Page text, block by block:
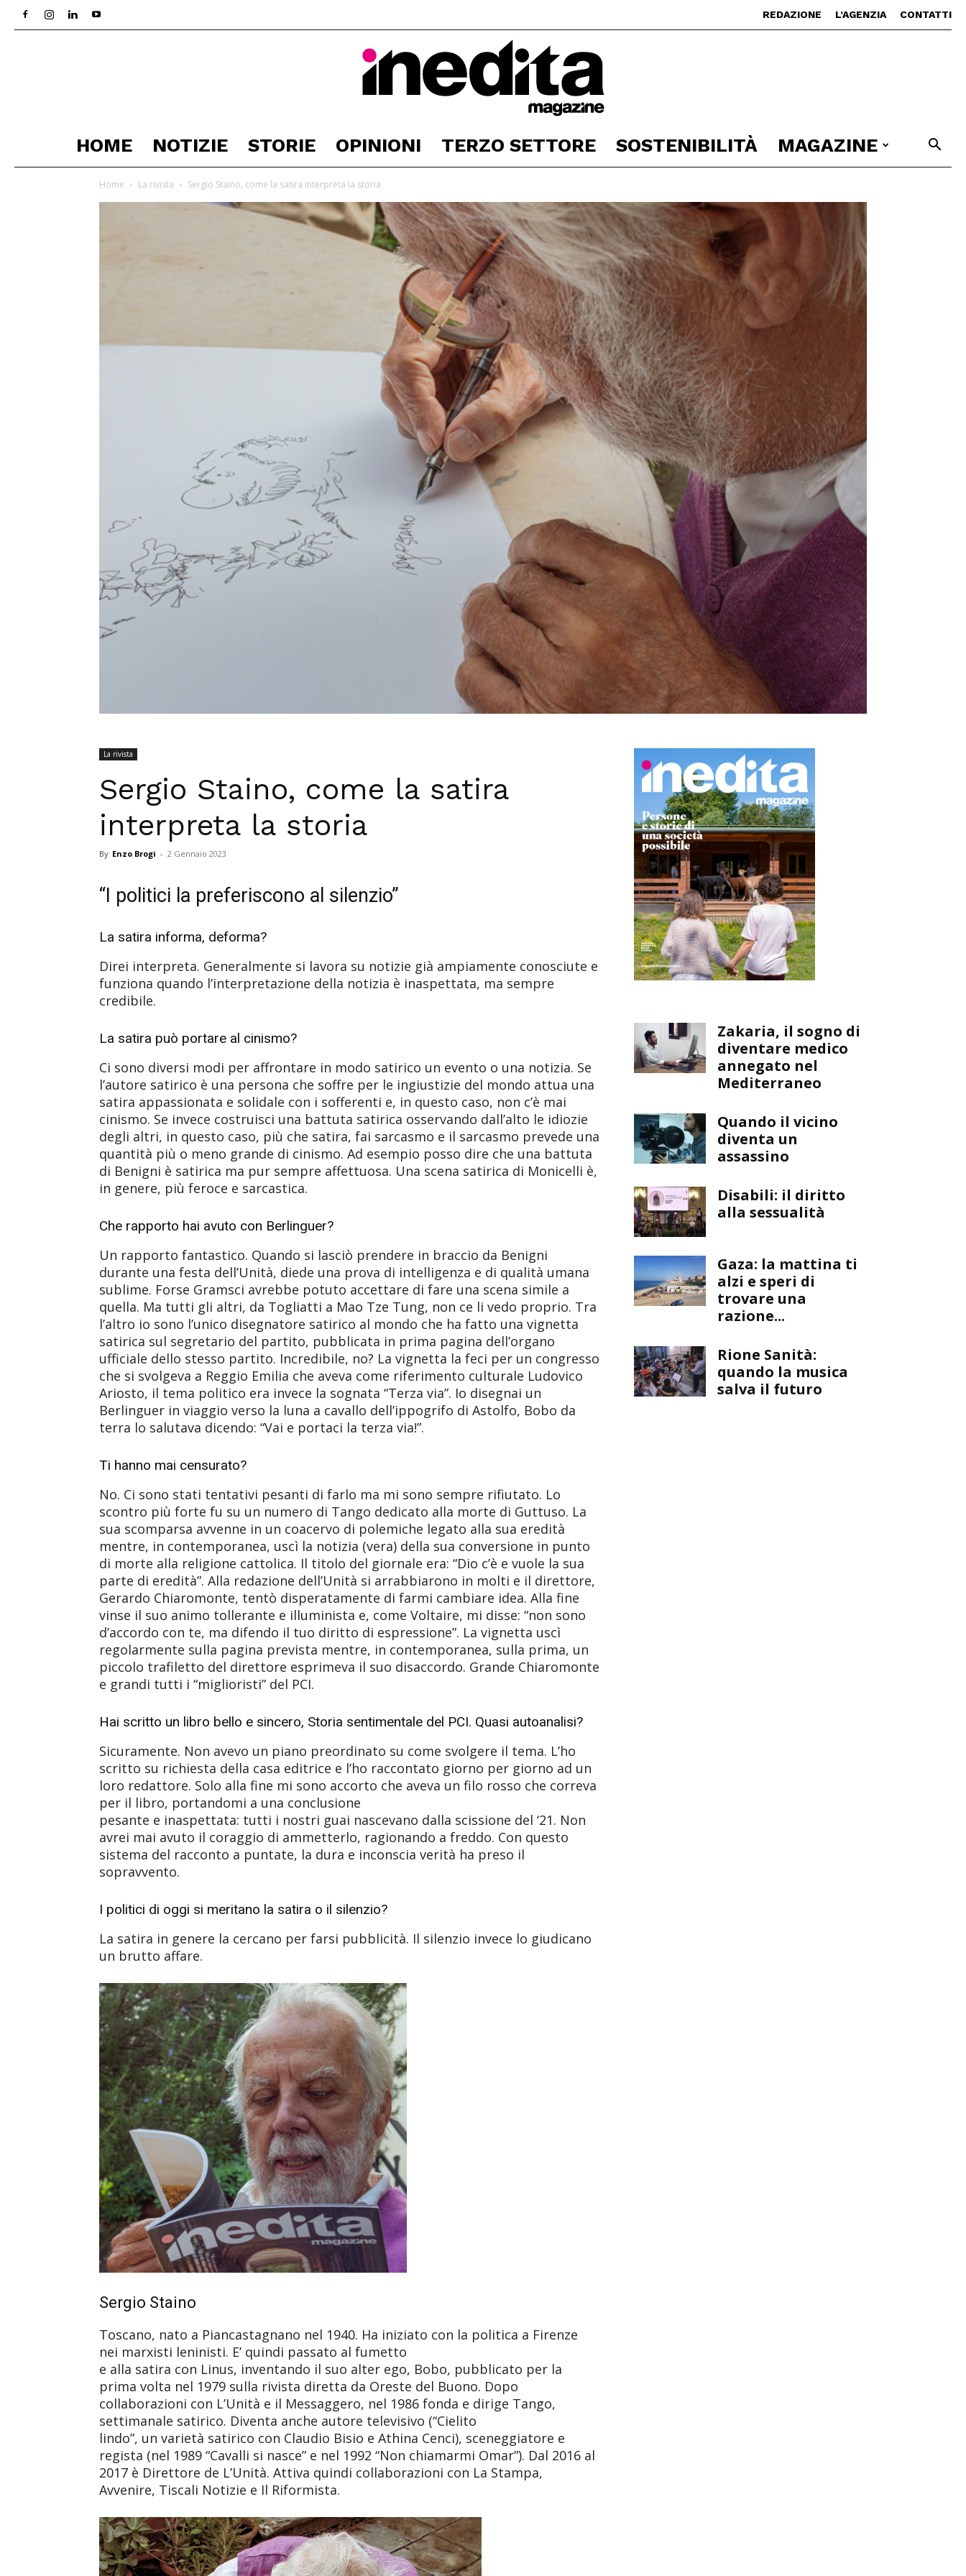
REDAZIONE L’AGENZIA CONTATTI
Inedita
Magazine
HOME NOTIZIE STORIE OPINIONI TERZO SETTORE SOSTENIBILITÀ MAGAZINE
Home La rivista Sergio Staino, come la satira interpreta la storia
La rivista
Sergio Staino, come la satira
interpreta la storia
By Enzo Brogi - 2 Gennaio 2023
“I politici la preferiscono al silenzio”
La satira informa, deforma?
Direi interpreta. Generalmente si lavora su notizie già ampiamente conosciute e
funziona quando l’interpretazione della notizia è inaspettata, ma sempre
credibile.
La satira può portare al cinismo?
Ci sono diversi modi per affrontare in modo satirico un evento o una notizia. Se
l’autore satirico è una persona che soffre per le ingiustizie del mondo attua una
satira appassionata e solidale con i sofferenti e, in questo caso, non c’è mai
cinismo. Se invece costruisci una battuta satirica osservando dall’alto le idiozie
degli altri, in questo caso, più che satira, fai sarcasmo e il sarcasmo prevede una
quantità più o meno grande di cinismo. Ad esempio posso dire che una battuta
di Benigni è satirica ma pur sempre affettuosa. Una scena satirica di Monicelli è,
in genere, più feroce e sarcastica.
Che rapporto hai avuto con Berlinguer?
Un rapporto fantastico. Quando si lasciò prendere in braccio da Benigni
durante una festa dell’Unità, diede una prova di intelligenza e di qualità umana
sublime. Forse Gramsci avrebbe potuto accettare di fare una scena simile a
quella. Ma tutti gli altri, da Togliatti a Mao Tze Tung, non ce li vedo proprio. Tra
l’altro io sono l’unico disegnatore satirico al mondo che ha fatto una vignetta
satirica sul segretario del partito, pubblicata in prima pagina dell’organo
ufficiale dello stesso partito. Incredibile, no? La vignetta la feci per un congresso
che si svolgeva a Reggio Emilia che aveva come riferimento culturale Ludovico
Ariosto, il tema politico era invece la sognata “Terza via”. Io disegnai un
Berlinguer in viaggio verso la luna a cavallo dell’ippogrifo di Astolfo, Bobo da
terra lo salutava dicendo: “Vai e portaci la terza via!”.
Ti hanno mai censurato?
No. Ci sono stati tentativi pesanti di farlo ma mi sono sempre rifiutato. Lo
scontro più forte fu su un numero di Tango dedicato alla morte di Guttuso. La
sua scomparsa avvenne in un coacervo di polemiche legato alla sua eredità
mentre, in contemporanea, uscì la notizia (vera) della sua conversione in punto
di morte alla religione cattolica. Il titolo del giornale era: “Dio c’è e vuole la sua
parte di eredità”. Alla redazione dell’Unità si arrabbiarono in molti e il direttore,
Gerardo Chiaromonte, tentò disperatamente di farmi cambiare idea. Alla fine
vinse il suo animo tollerante e illuminista e, come Voltaire, mi disse: “non sono
d’accordo con te, ma difendo il tuo diritto di espressione”. La vignetta uscì
regolarmente sulla pagina prevista mentre, in contemporanea, sulla prima, un
piccolo trafiletto del direttore esprimeva il suo disaccordo. Grande Chiaromonte
e grandi tutti i “miglioristi” del PCI.
Hai scritto un libro bello e sincero, Storia sentimentale del PCI. Quasi autoanalisi?
Sicuramente. Non avevo un piano preordinato su come svolgere il tema. L’ho
scritto su richiesta della casa editrice e l’ho raccontato giorno per giorno ad un
loro redattore. Solo alla fine mi sono accorto che aveva un filo rosso che correva
per il libro, portandomi a una conclusione
pesante e inaspettata: tutti i nostri guai nascevano dalla scissione del ‘21. Non
avrei mai avuto il coraggio di ammetterlo, ragionando a freddo. Con questo
sistema del racconto a puntate, la dura e inconscia verità ha preso il
sopravvento.
I politici di oggi si meritano la satira o il silenzio?
La satira in genere la cercano per farsi pubblicità. Il silenzio invece lo giudicano
un brutto affare.
Sergio Staino
Toscano, nato a Piancastagnano nel 1940. Ha iniziato con la politica a Firenze
nei marxisti leninisti. E’ quindi passato al fumetto
e alla satira con Linus, inventando il suo alter ego, Bobo, pubblicato per la
prima volta nel 1979 sulla rivista diretta da Oreste del Buono. Dopo
collaborazioni con L’Unità e il Messaggero, nel 1986 fonda e dirige Tango,
settimanale satirico. Diventa anche autore televisivo (“Cielito
lindo”, un varietà satirico con Claudio Bisio e Athina Cenci), sceneggiatore e
regista (nel 1989 “Cavalli si nasce” e nel 1992 “Non chiamarmi Omar”). Dal 2016 al
2017 è Direttore de L’Unità. Attiva quindi collaborazioni con La Stampa,
Avvenire, Tiscali Notizie e Il Riformista.
Zakaria, il sogno di
diventare medico
annegato nel
Mediterraneo
Quando il vicino
diventa un
assassino
Disabili: il diritto
alla sessualità
Gaza: la mattina ti
alzi e speri di
trovare una
razione...
Rione Sanità:
quando la musica
salva il futuro